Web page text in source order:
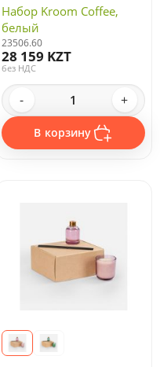
Набор Kroom Coffee,
белый
23506.60
28 159 KZT
без НДС
- +
В корзину